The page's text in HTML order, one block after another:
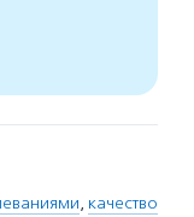
, качество